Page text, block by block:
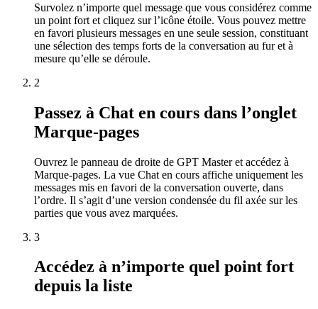
Survolez n’importe quel message que vous considérez comme
un point fort et cliquez sur l’icône étoile. Vous pouvez mettre
en favori plusieurs messages en une seule session, constituant
une sélection des temps forts de la conversation au fur et à
mesure qu’elle se déroule.
2
Passez à Chat en cours dans l’onglet
Marque-pages
Ouvrez le panneau de droite de GPT Master et accédez à
Marque-pages. La vue Chat en cours affiche uniquement les
messages mis en favori de la conversation ouverte, dans
l’ordre. Il s’agit d’une version condensée du fil axée sur les
parties que vous avez marquées.
3
Accédez à n’importe quel point fort
depuis la liste